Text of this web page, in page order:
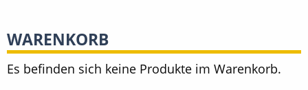
WARENKORB
Es befinden sich keine Produkte im Warenkorb.